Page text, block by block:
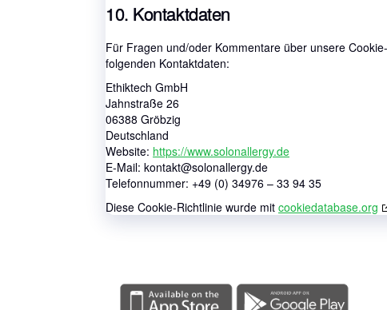
10. Kontaktdaten
Für Fragen und/oder Kommentare über unsere
folgenden Kontaktdaten:
Ethiktech GmbH
Jahnstraße 26
06388 Gröbzig
Deutschland
Website: https://www.solonallergy.de
E-Mail: kontakt@solonallergy.de
Telefonnummer: +49 (0) 34976 – 33 94 35
Diese Cookie-Richtlinie wurde mit cookiedatabase.org